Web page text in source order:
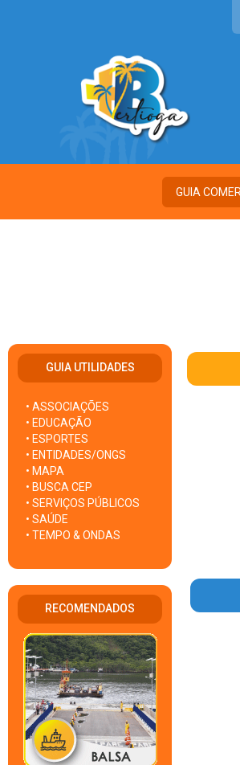
GUIA UTILIDADES
• ASSOCIAÇÕES
• EDUCAÇÃO
• ESPORTES
• ENTIDADES/ONGS
• MAPA
• BUSCA CEP
• SERVIÇOS PÚBLICOS
• SAÚDE
• TEMPO & ONDAS
RECOMENDADOS